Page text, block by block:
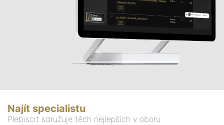
Najít specialistu
Plebiscit sdružuje těch nejlepších v oboru